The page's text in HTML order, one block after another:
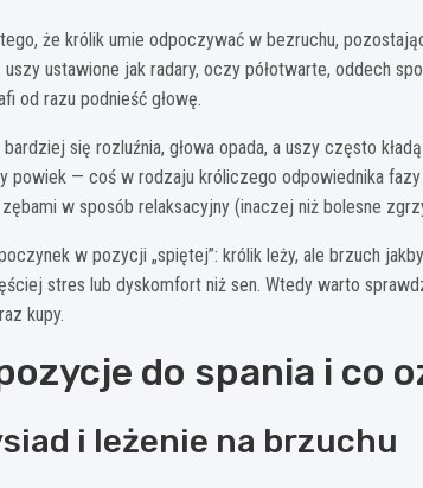
że królik umie odpoczywać w bezruchu,
ustawione jak radary, oczy półotwarte, oddech
od razu podnieść głowę.
się rozluźnia, głowa opada, a uszy często
powiek — coś w rodzaju króliczego odpowiednika
w sposób relaksacyjny (inaczej niż bolesne
w pozycji „spiętej”: królik leży, ale brzuch
stres lub dyskomfort niż sen. Wtedy warto
kupy.
do spania i co
i leżenie na brzuchu